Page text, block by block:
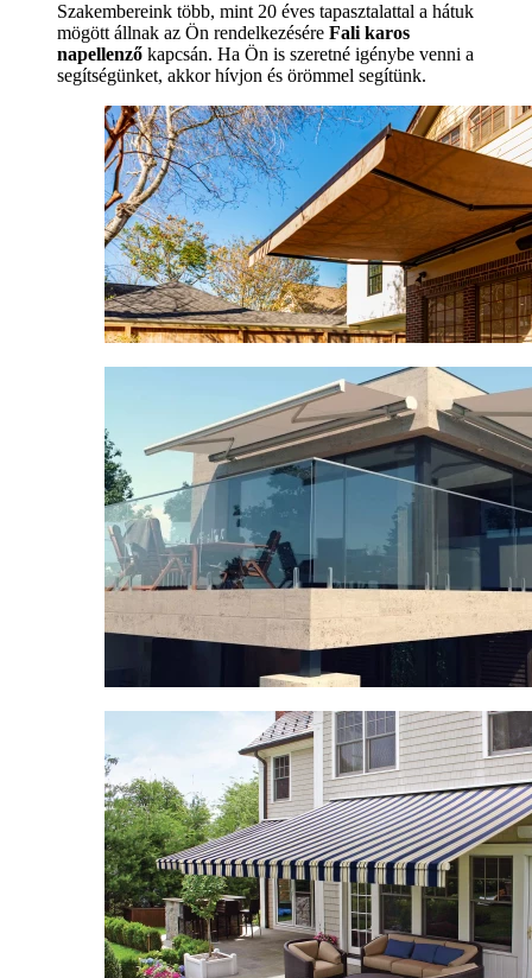
Szakembereink több, mint 20 éves tapasztalattal a hátuk
mögött állnak az Ön rendelkezésére Fali karos
napellenző kapcsán. Ha Ön is szeretné igénybe venni a
segítségünket, akkor hívjon és örömmel segítünk.